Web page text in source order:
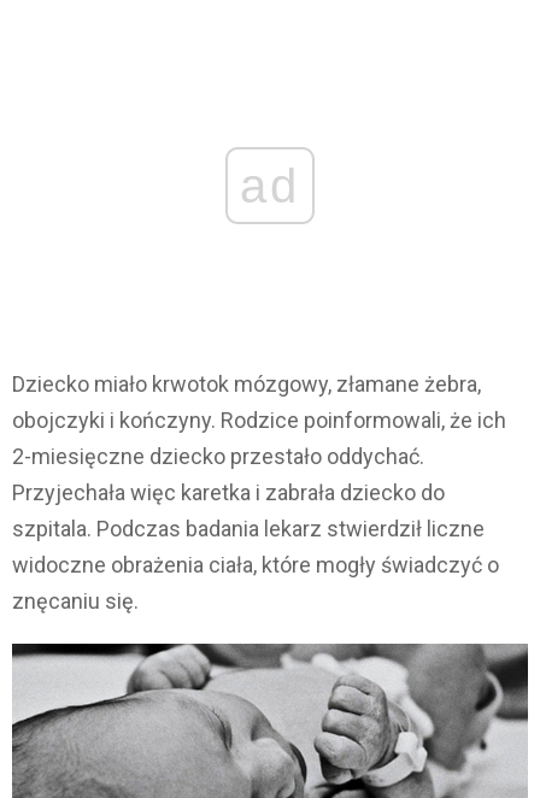
ad
Dziecko miało krwotok mózgowy, złamane żebra,
obojczyki i kończyny. Rodzice poinformowali, że ich
2-miesięczne dziecko przestało oddychać.
Przyjechała więc karetka i zabrała dziecko do
szpitala. Podczas badania lekarz stwierdził liczne
widoczne obrażenia ciała, które mogły świadczyć o
znęcaniu się.